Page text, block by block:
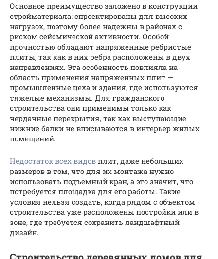
Основное преимущество заложено в конструкции
стройматериала: спроектированы для высоких
нагрузок, поэтому более надежны в районах с
риском сейсмической активности. Особой
прочностью обладают напряженные ребристые
плиты, так как в них ребра расположены в двух
направлениях. Эта особенность повлияла на
область применения напряженных плит —
промышленные цеха и здания, где используются
тяжелые механизмы. Для гражданского
строительства они применимы только как
чердачные перекрытия, так как выступающие
нижние балки не вписываются в интерьер жилых
помещений.
Недостаток всех видов плит, даже небольших
размеров в том, что для их монтажа нужно
использовать подъемный кран, а это значит, что
потребуется площадка для его работы. Такие
условия нельзя создать, когда рядом с объектом
строительства уже расположены постройки или в
зоне, где требуется сохранить ландшафтный
дизайн.